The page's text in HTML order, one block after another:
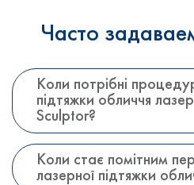
Часто
Коли потрібні
підтяжки обличчя
Sculptor?
Коли стає помітним
лазерної підтяжки